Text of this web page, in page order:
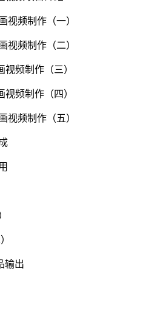
视频制作（一）
视频制作（二）
视频制作（三）
视频制作（四）
视频制作（五）
输出